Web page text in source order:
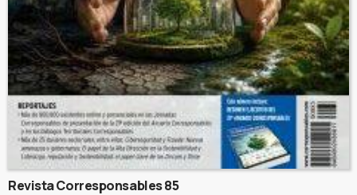
Revista Corresponsables 85